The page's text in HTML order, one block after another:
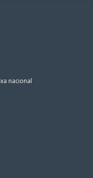
nacional